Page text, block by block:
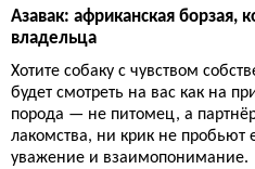
Азавак: африканская борзая,
владельца
Хотите собаку с чувством
будет смотреть на вас как на
порода — не питомец, а
лакомства, ни крик не пробьют
уважение и взаимопонимание.